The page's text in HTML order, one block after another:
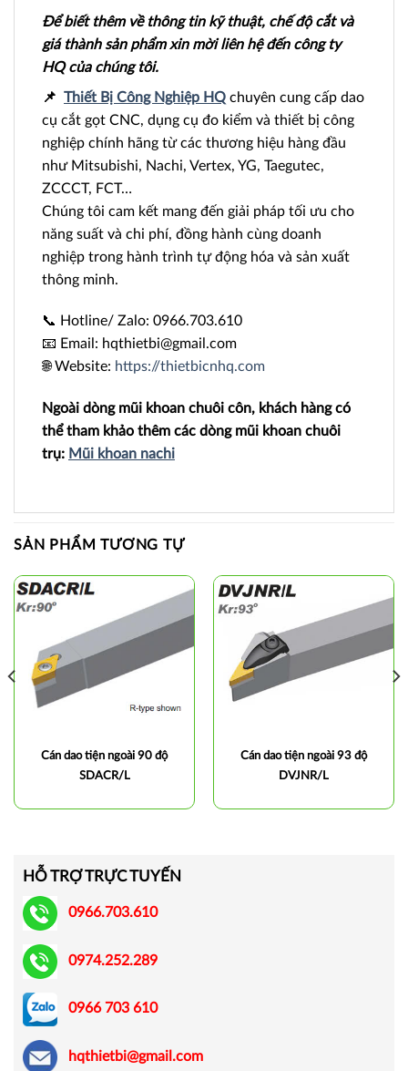
Để biết thêm về thông tin kỹ thuật, chế độ cắt và
giá thành sản phẩm xin mời liên hệ đến công ty
HQ của chúng tôi.
📌 Thiết Bị Công Nghiệp HQ chuyên cung cấp dao
cụ cắt gọt CNC, dụng cụ đo kiểm và thiết bị công
nghiệp chính hãng từ các thương hiệu hàng đầu
như Mitsubishi, Nachi, Vertex, YG, Taegutec,
ZCCCT, FCT…
Chúng tôi cam kết mang đến giải pháp tối ưu cho
năng suất và chi phí, đồng hành cùng doanh
nghiệp trong hành trình tự động hóa và sản xuất
thông minh.
📞 Hotline/ Zalo: 0966.703.610
📧 Email: hqthietbi@gmail.com
🌐 Website: https://thietbicnhq.com
Ngoài dòng mũi khoan chuôi côn, khách hàng có
thể tham khảo thêm các dòng mũi khoan chuôi
trụ: Mũi khoan nachi
SẢN PHẨM TƯƠNG TỰ
Cán dao tiện ngoài 90 độ
SDACR/L
Cán dao tiện ngoài 93 độ
DVJNR/L
HỖ TRỢ TRỰC TUYẾN
0966.703.610
0974.252.289
0966 703 610
hqthietbi@gmail.com